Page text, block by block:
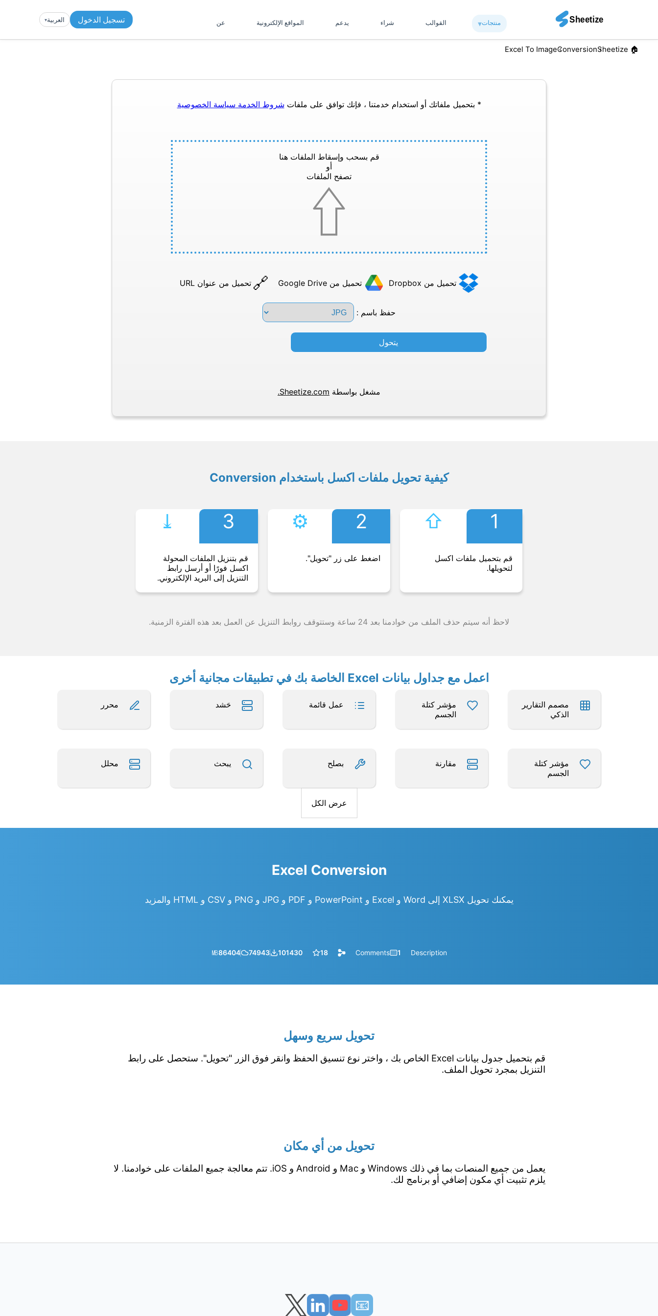
منتجات▾︎ القوالب شراء يدعم المواقع الإلكترونية عن تسجيل الدخول العربية▾︎
🏠︎ Sheetize
Conversion
Excel To Image
* بتحميل ملفاتك أو استخدام خدمتنا ، فإنك توافق على ملفات شروط الخدمة سياسة الخصوصية
قم بسحب وإسقاط الملفات هنا
أو
تصفح الملفات
تحميل من Dropbox تحميل من Google Drive تحميل من عنوان URL
حفظ باسم :
يتحول
مشغل بواسطة Sheetize.com.
كيفية تحويل ملفات اكسل باستخدام Conversion
1
⇧︎
قم بتحميل ملفات اكسل
لتحويلها.
2
⚙︎
اضغط على زر "تحويل".
3
⤓︎
قم بتنزيل الملفات المحولة
اكسل فورًا أو أرسل رابط
التنزيل إلى البريد الإلكتروني.
لاحظ أنه سيتم حذف الملف من خوادمنا بعد 24 ساعة وستتوقف روابط التنزيل عن العمل بعد هذه الفترة الزمنية.
اعمل مع جداول بيانات Excel الخاصة بك في تطبيقات مجانية أخرى
مصمم التقارير
الذكي
مؤشر كتلة
الجسم
عمل قائمة حَشد محرر
مؤشر كتلة
الجسم
مقارنة بصلح يبحث محلل
عرض الكل
Excel Conversion
يمكنك تحويل XLSX إلى Word و Excel و PowerPoint و PDF و JPG و PNG و CSV و HTML والمزيد
Description
1
Comments
18
101430
74943
86404
㎆︎
تحويل سريع وسهل
قم بتحميل جدول بيانات Excel الخاص بك ، واختر نوع تنسيق الحفظ وانقر فوق الزر "تحويل". ستحصل على رابط
التنزيل بمجرد تحويل الملف.
تحويل من أي مكان
يعمل من جميع المنصات بما في ذلك Windows و Mac و Android و iOS. تتم معالجة جميع الملفات على خوادمنا. لا
يلزم تثبيت أي مكون إضافي أو برنامج لك.
📧︎